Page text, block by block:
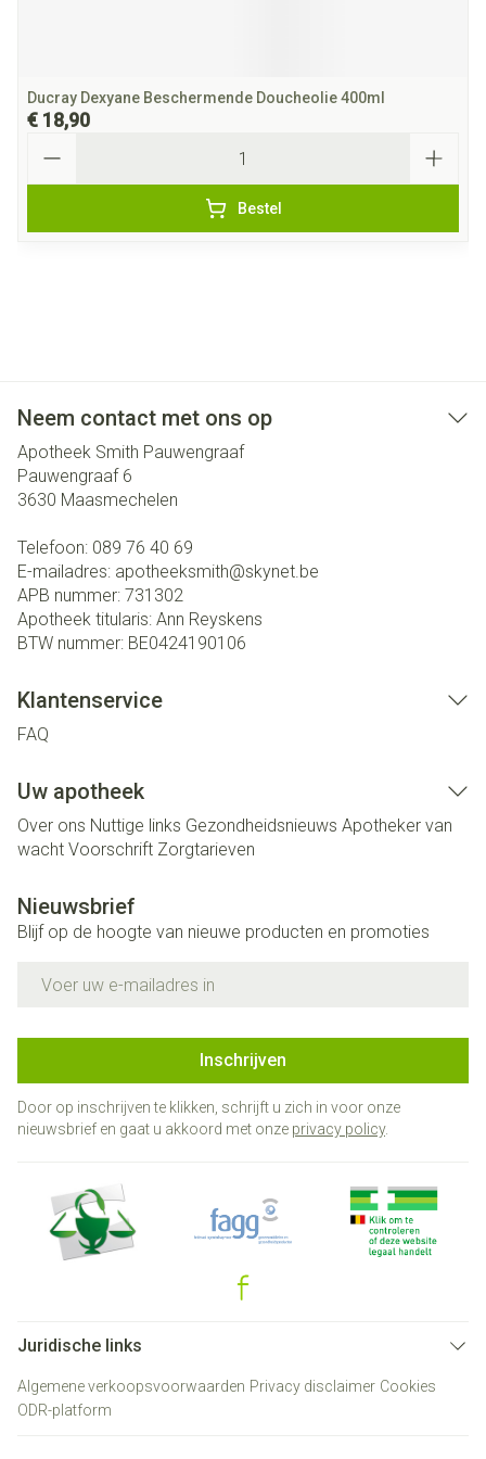
Ducray Dexyane Beschermende Doucheolie 400ml
€ 18,90
Bestel
Neem contact met ons op
Apotheek Smith Pauwengraaf
Pauwengraaf 6
3630 Maasmechelen
Telefoon: 089 76 40 69
E-mailadres: apotheeksmith@skynet.be
APB nummer: 731302
Apotheek titularis: Ann Reyskens
BTW nummer: BE0424190106
Klantenservice
FAQ
Uw apotheek
Over ons Nuttige links Gezondheidsnieuws Apotheker van
wacht Voorschrift Zorgtarieven
Nieuwsbrief
Blijf op de hoogte van nieuwe producten en promoties
Inschrijven
Door op inschrijven te klikken, schrijft u zich in voor onze
nieuwsbrief en gaat u akkoord met onze privacy policy.
Juridische links
Algemene verkoopsvoorwaarden Privacy disclaimer Cookies
ODR-platform